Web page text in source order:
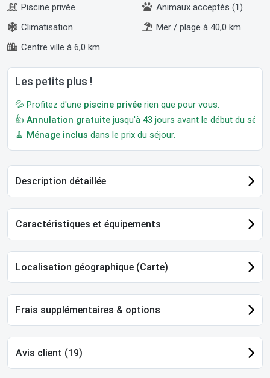
Piscine privée
Animaux acceptés (1)
Climatisation
Mer / plage à 40,0 km
Centre ville à 6,0 km
Les petits plus !
💦 Profitez d'une piscine privée rien que pour vous.
👍 Annulation gratuite jusqu'à 43 jours avant le début du
🧹 Ménage inclus dans le prix du séjour.
Description détaillée
Caractéristiques et équipements
Localisation géographique (Carte)
Frais supplémentaires & options
Avis client (19)